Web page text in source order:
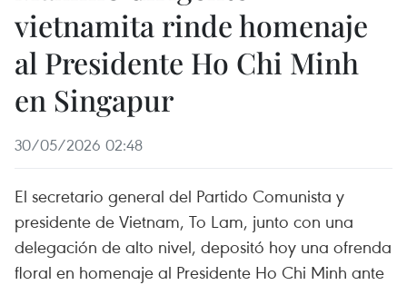
vietnamita rinde homenaje
al Presidente Ho Chi Minh
en Singapur
30/05/2026 02:48
El secretario general del Partido Comunista y
presidente de Vietnam, To Lam, junto con una
delegación de alto nivel, depositó hoy una ofrenda
floral en homenaje al Presidente Ho Chi Minh ante